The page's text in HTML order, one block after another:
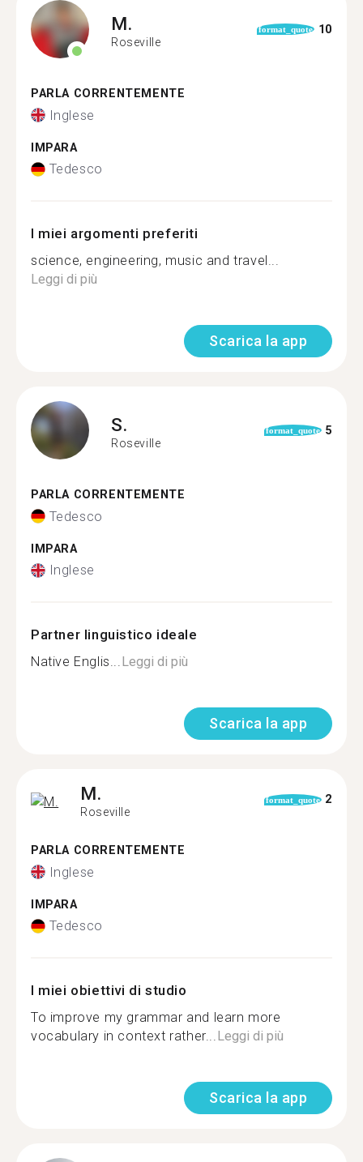
M.
Roseville
format_quote 10
PARLA CORRENTEMENTE
Inglese
IMPARA
Tedesco
I miei argomenti preferiti
science, engineering, music and travel...
Leggi di più
Scarica la app
S.
Roseville
format_quote 5
PARLA CORRENTEMENTE
Tedesco
IMPARA
Inglese
Partner linguistico ideale
Native Englis...Leggi di più
Scarica la app
M.
Roseville
format_quote 2
PARLA CORRENTEMENTE
Inglese
IMPARA
Tedesco
I miei obiettivi di studio
To improve my grammar and learn more
vocabulary in context rather...Leggi di più
Scarica la app